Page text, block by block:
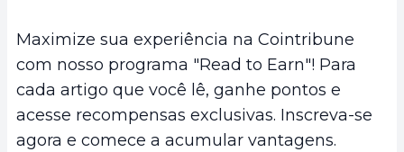
Maximize sua experiência na Cointribune
com nosso programa "Read to Earn"! Para
cada artigo que você lê, ganhe pontos e
acesse recompensas exclusivas. Inscreva-se
agora e comece a acumular vantagens.